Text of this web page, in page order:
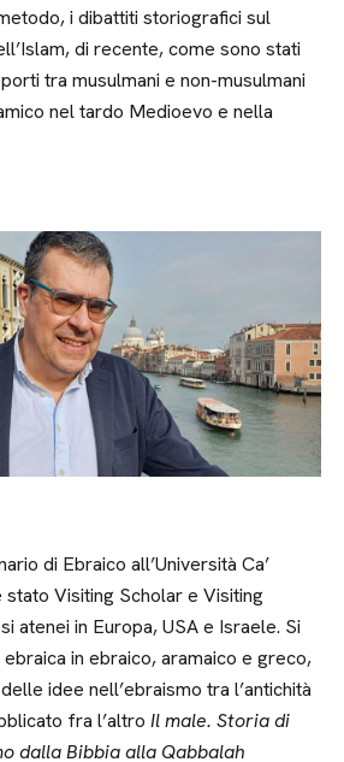
i dibattiti storiografici sul
di recente, come sono stati
tra musulmani e non-musulmani
nel tardo Medioevo e nella
di Ebraico all’Università Ca’
stato Visiting Scholar e Visiting
atenei in Europa, USA e Israele. Si
in ebraico, aramaico e greco,
idee nell’ebraismo tra l’antichità
fra l’altroIl male. Storia di
dalla Bibbia alla Qabbalah